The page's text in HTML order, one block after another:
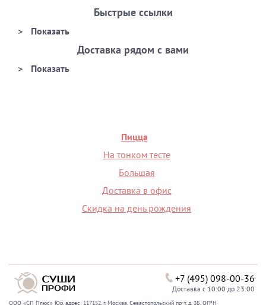
Быстрые ссылки
Доставка рядом с вами
Пицца
На тонком тесте
Большая
Доставка в офис
Скидка на день рождения
+7 (495) 098-00-36
Доставка с 10:00 до 23:00
ООО «СП Плюс» Юр. адрес: 117152, г. Москва, Севастопольский пр-т, д. 3Б, ОГРН